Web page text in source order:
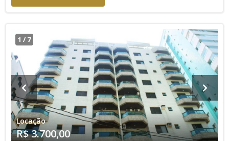
1 / 7
Locação
R$ 3.700,00